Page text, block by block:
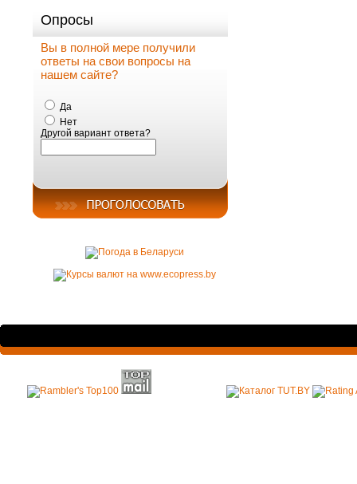
Опросы
Вы в полной мере получили
ответы на свои вопросы на
нашем сайте?
Да
Нет
Другой вариант ответа?